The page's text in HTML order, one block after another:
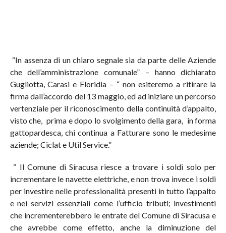
“In assenza di un chiaro segnale sia da parte delle Aziende
che dell’amministrazione comunale” – hanno dichiarato
Gugliotta, Carasi e Floridia – “ non esiteremo a ritirare la
firma dall’accordo del 13 maggio, ed ad iniziare un percorso
vertenziale per il riconoscimento della continuità d’appalto,
visto che, prima e dopo lo svolgimento della gara, in forma
gattopardesca, chi continua a Fatturare sono le medesime
aziende; Ciclat e Util Service.”
“ Il Comune di Siracusa riesce a trovare i soldi solo per
incrementare le navette elettriche, e non trova invece i soldi
per investire nelle professionalità presenti in tutto l’appalto
e nei servizi essenziali come l’ufficio tributi; investimenti
che incrementerebbero le entrate del Comune di Siracusa e
che avrebbe come effetto, anche la diminuzione del